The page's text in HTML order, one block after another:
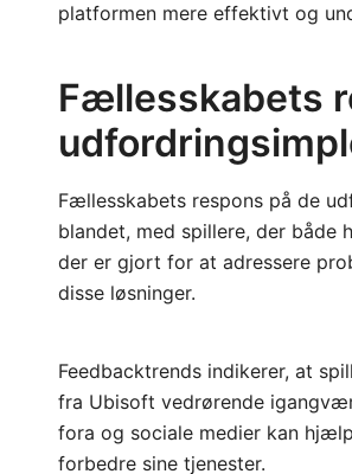
platformen mere effektivt og
Fællesskabets
Fællesskabets respons på de
blandet, med spillere, der
der er gjort for at adressere
disse løsninger.
Feedbacktrends indikerer, at
fra Ubisoft vedrørende
fora og sociale medier kan
forbedre sine tjenester.